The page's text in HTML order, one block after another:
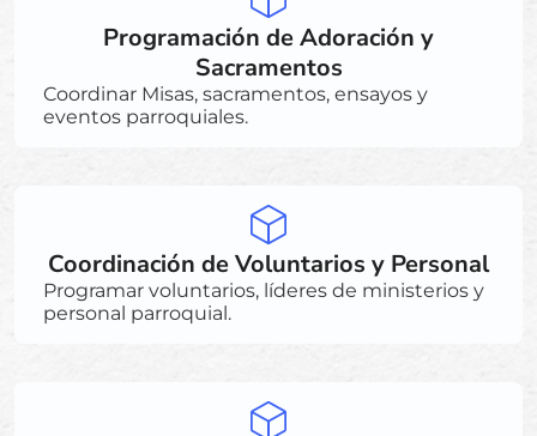
Programación de Adoración y
Sacramentos
Coordinar Misas, sacramentos, ensayos y
eventos parroquiales.
Coordinación de Voluntarios y Personal
Programar voluntarios, líderes de ministerios y
personal parroquial.